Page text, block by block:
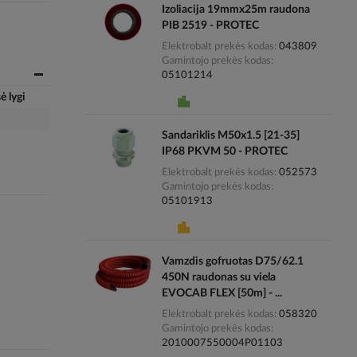
lygi
Izoliacija 19mmx25m raudona
PIB 2519 - PROTEC
Elektrobalt prekės kodas 043809
Gamintojo prekės kodas
05101214
Sandariklis M50x1.5 [21-35]
IP68 PKVM 50 - PROTEC
Elektrobalt prekės kodas 052573
Gamintojo prekės kodas
05101913
Vamzdis gofruotas D75/62.1
450N raudonas su viela
EVOCAB FLEX [50m] - ...
Elektrobalt prekės kodas 058320
Gamintojo prekės kodas
2010007550004P01103